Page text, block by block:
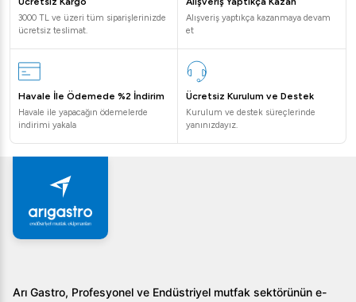
ömürlü pil sistemi de tercih edilme nedenlerinden yalnızca
Sıkça Sorulan Sorular
1. Kumtel V60 HV60-02 tartısı pil ile mi çalışıyor?
Evet, 3,7 V şarj edilebilir pil ile çalışmaktadır. Kullanıcılar
için uzun süreli kullanım imkanı sunar.
2. Ürün garanti süresi ne kadar?
Ürün 24 ay Kumtel garantisi kapsamındadır.
3000 TL ve üzeri tüm siparişlerinizde
ücretsiz teslimat.
Alışveriş yaptıkça kazanmaya devam
et
Havale İle Ödemede %2 İndirim
Havale ile yapacağın ödemelerde
indirimi yakala
Ücretsiz Kurulum ve Destek
Kurulum ve destek süreçlerinde
yanınızdayız.
Arı Gastro, Profesyonel ve Endüstriyel mutfak sektörünün e-